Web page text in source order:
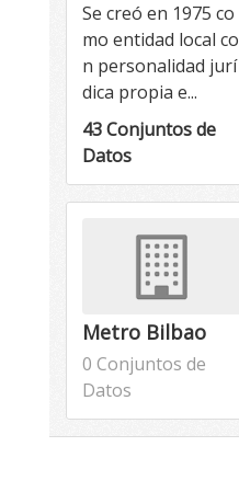
Se creó en 1975 co
mo entidad local co
n personalidad jurí
dica propia e...
43 Conjuntos de
Datos
Metro Bilbao
0 Conjuntos de
Datos